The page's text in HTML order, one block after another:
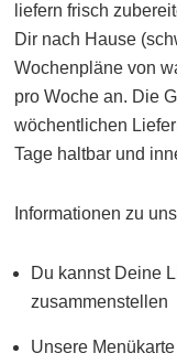
liefern frisch
Dir nach Hause
Wochenpläne von
pro Woche an. Die
wöchentlichen
Tage haltbar und
Informationen zu
Du kannst Deine
zusammenstellen
Unsere